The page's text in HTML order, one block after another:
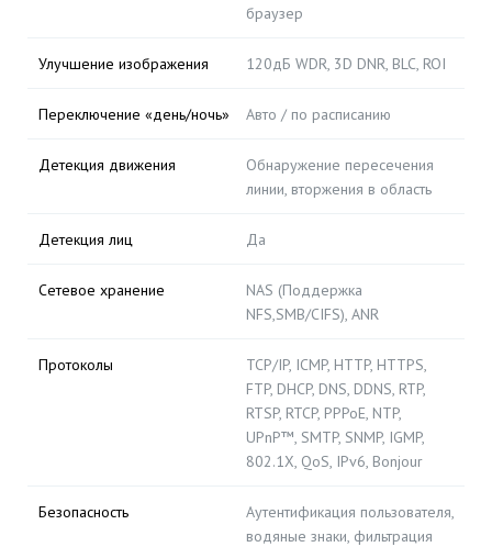
браузер
Улучшение изображения 120дБ WDR, 3D DNR, BLC, ROI
Переключение «день/ночь» Авто / по расписанию
Детекция движения
Обнаружение пересечения
линии, вторжения в область
Детекция лиц Да
Сетевое хранение
NAS (Поддержка
NFS,SMB/CIFS), ANR
Протоколы
TCP/IP, ICMP, HTTP, HTTPS,
FTP, DHCP, DNS, DDNS, RTP,
RTSP, RTCP, PPPoE, NTP,
UPnP™, SMTP, SNMP, IGMP,
802.1X, QoS, IPv6, Bonjour
Безопасность
Аутентификация пользователя,
водяные знаки, фильтрация